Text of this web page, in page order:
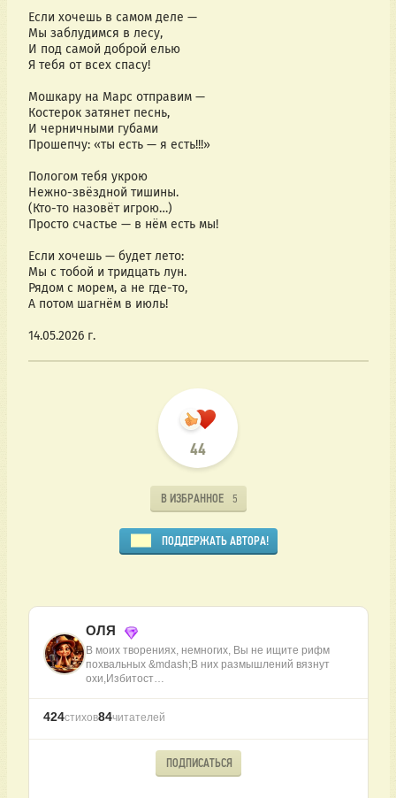
Если хочешь в самом деле —
Мы заблудимся в лесу,
И под самой доброй елью
Я тебя от всех спасу!
Мошкару на Марс отправим —
Костерок затянет песнь,
И черничными губами
Прошепчу: «ты есть — я есть!!!»
Пологом тебя укрою
Нежно-звёздной тишины.
(Кто-то назовёт игрою…)
Просто счастье — в нём есть мы!
Если хочешь — будет лето:
Мы с тобой и тридцать лун.
Рядом с морем, а не где-то,
А потом шагнём в июль!
14.05.2026 г.
44
В ИЗБРАННОЕ 5
ПОДДЕРЖАТЬ АВТОРА!
ОЛЯ
В моих творениях, немногих, Вы не ищите рифм
похвальных &mdash;В них размышлений вязнут
охи,Избитост…
424стихов84читателей
ПОДПИСАТЬСЯ